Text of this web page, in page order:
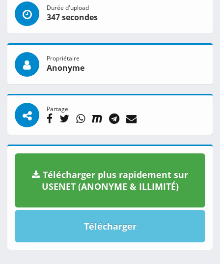
Durée d'upload
347 secondes
Propriétaire
Anonyme
Partage
Télécharger plus rapidement sur
USENET (ANONYME & ILLIMITÉ)
Télécharger